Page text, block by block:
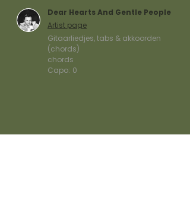
Dear Hearts And Gentle People
Artist page
Gitaarliedjes, tabs & akkoorden
(chords)
chords
Capo: 0